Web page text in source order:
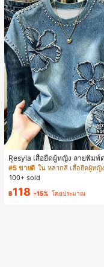
Resyla เสื้อยืดผู้หญิง ลายพิมพ์
น้ำเงินวินเทจ เสื้อสำหรับออกไป
ดูร้อน ดีไซน์กราฟิก สบายๆ อเน
องเที่ยวกลางแจ้ง
#5 ขายดี ใน หลากสี เสื้อยืดผู้หญิง
100+ sold
฿118 -15% โดยประมาณ